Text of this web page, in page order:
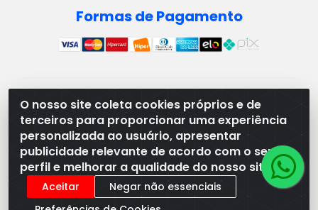
O nosso site coleta cookies próprios e de
terceiros para proporcionar uma experiência
personalizada ao usuário, apresentar
publicidade relevante de acordo com o seu
perfil e melhorar a qualidade do nosso site.
Aceitar
Negar não essenciais
Formas de Pagamento
REMA DISTRIBUIDORA E REPRESENTAÇÕES DE
PRODUTOS LACTEOS LTDA - VIA DPI 6 QD 4 LOTES
13 E 14, BAIRRO DPI - MORRINHOS/GO - CEP:75.653-
408 - CNPJ: 03.369.186/0001-49